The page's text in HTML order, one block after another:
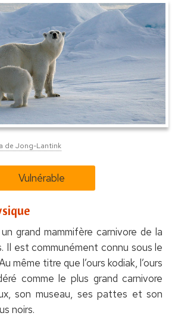
de Jong-Lantink
Vulnérable
grand mammifère carnivore de la
Il est communément connu sous le
même titre que l’ours kodiak, l’ours
comme le plus grand carnivore
son museau, ses pattes et son
noirs.